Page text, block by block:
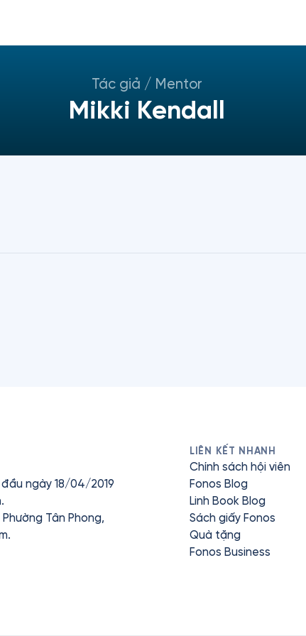
Tác giả / Mentor
Mikki Kendall
đầu ngày 18/04/2019
Phường Tân Phong,
LIÊN KẾT NHANH
Chính sách hội viên
Fonos Blog
Linh Book Blog
Sách giấy Fonos
Quà tặng
Fonos Business